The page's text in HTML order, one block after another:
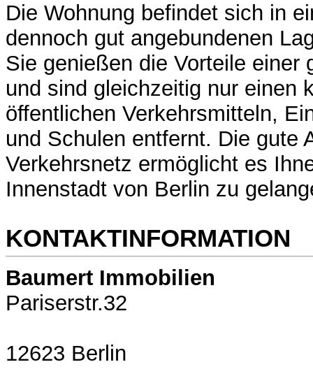
Die Wohnung befindet sich in
dennoch gut angebundenen
Sie genießen die Vorteile einer
und sind gleichzeitig nur einen
öffentlichen Verkehrsmitteln,
und Schulen entfernt. Die gute
Verkehrsnetz ermöglicht es
Innenstadt von Berlin zu
KONTAKTINFORMATION
Baumert Immobilien
Pariserstr.32
12623 Berlin